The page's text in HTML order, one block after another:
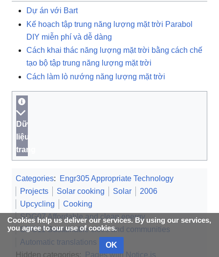
Dự án với Bart
Kế hoạch tập trung năng lượng mặt trời Parabol
DIY miễn phí và dễ dàng
Cách khai thác năng lượng mặt trời bằng cách chế
tạo bộ tập trung năng lượng mặt trời
Cách làm lò nướng năng lượng mặt trời
Dữ
liệu
trang
Categories:
Engr305 Appropriate Technology
Projects
Solar cooking Solar
2006
Upcycling
Cooking
SDG07 Affordable and clean energy
SDG11 Sustainable cities and communities
Automatic translations
Hidden categories:
Pages with Notice.js
Cookies help us deliver our services. By using our services,
you agree to our use of cookies.
OK